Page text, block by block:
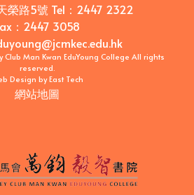
榮路5號 Tel： 2447 2322
： 2447 3058
Man Kwan EduYoung College All rights
reserved.
Design byEast Tech
網站地圖